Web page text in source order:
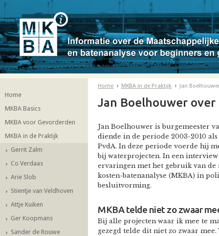
Home
MKBA Basics
MKBA voor Gevorderden
MKBA in de Praktijk
Gerrit Zalm
Co Verdaas
Arie Slob
Stientje van Veldhoven
Attje Kuiken
Ger Koopmans
Sander de Rouwe
Home MKBA in de Praktijk Jan
Jan Boelhouwer
Jan Boelhouwer is burgemeester
diende in de periode 2003-2010
PvdA. In deze periode voerde hij
bij waterprojecten. In een
ervaringen met het gebruik van de
kosten-batenanalyse (MKBA) in
besluitvorming.
MKBA telde niet zo zwaar
Bij alle projecten waar ik mee te
gezegd telde dit niet zo zwaar